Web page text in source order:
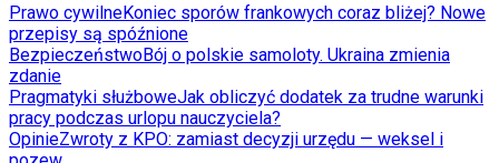
Prawo cywilneKoniec sporów frankowych coraz bliżej? Nowe
przepisy są spóźnione
BezpieczeństwoBój o polskie samoloty. Ukraina zmienia
zdanie
Pragmatyki służboweJak obliczyć dodatek za trudne warunki
pracy podczas urlopu nauczyciela?
OpinieZwroty z KPO: zamiast decyzji urzędu — weksel i